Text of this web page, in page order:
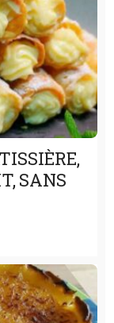
SANS